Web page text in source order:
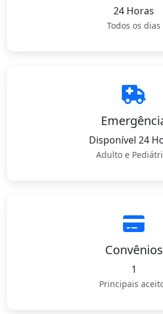
24 Horas
Todos os dias
Disponível 24
Adulto e
Convênios
1
Principais